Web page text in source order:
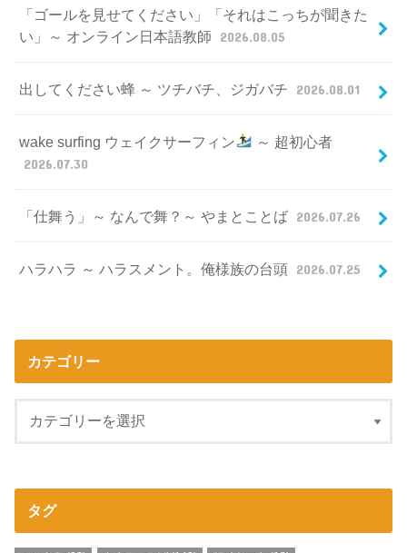
「ゴールを見せてください」「それはこっちが聞きた
い」～ オンライン日本語教師
2026.08.05
出してください蜂 ～ ツチバチ、ジガバチ 2026.08.01
wake surfing ウェイクサーフィン
～ 超初心者
2026.07.30
「仕舞う」～ なんで舞？～ やまとことば 2026.07.26
ハラハラ ～ ハラスメント。俺様族の台頭 2026.07.25
カテゴリー
タグ